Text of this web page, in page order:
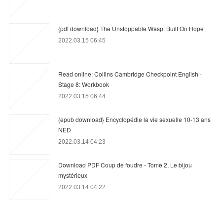
{pdf download} The Unstoppable Wasp: Built On Hope
2022.03.15 06:45
Read online: Collins Cambridge Checkpoint English -
Stage 8: Workbook
2022.03.15 06:44
{epub download} Encyclopédie la vie sexuelle 10-13 ans
NED
2022.03.14 04:23
Download PDF Coup de foudre - Tome 2, Le bijou
mystérieux
2022.03.14 04:22